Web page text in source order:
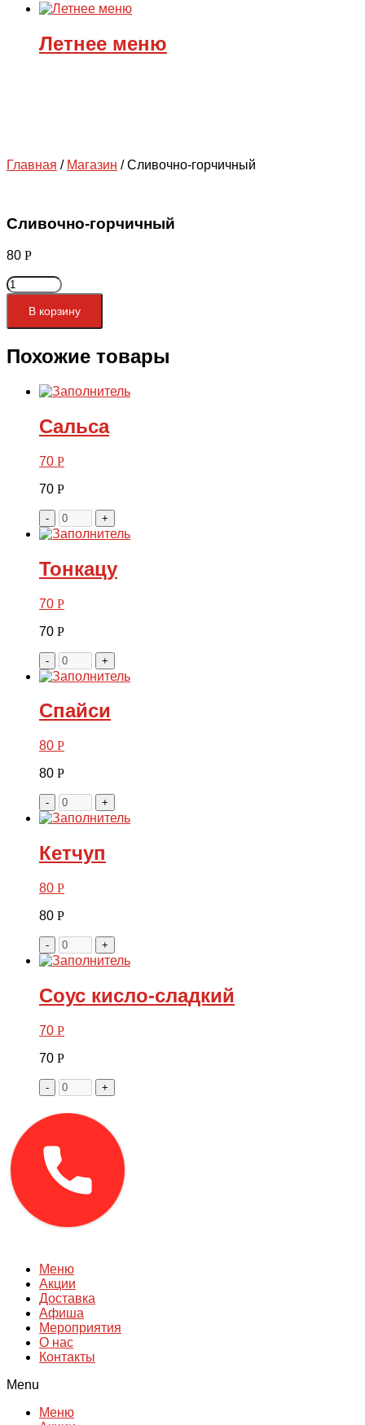
Летнее меню
Главная / Магазин /Сливочно-горчичный
Сливочно-горчичный
80 Р
Количество
товара
Сливочно-
горчичный
В корзину
Похожие товары
Сальса
70 Р
70 Р
- +
Тонкацу
70 Р
70 Р
- +
Спайси
80 Р
80 Р
- +
Кетчуп
80 Р
80 Р
- +
Соус кисло-сладкий
70 Р
70 Р
- +
Меню
Акции
Доставка
Афиша
Мероприятия
О нас
Контакты
Menu
Меню